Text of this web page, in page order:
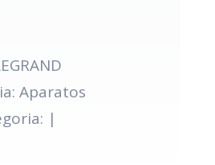
Aparatos
|